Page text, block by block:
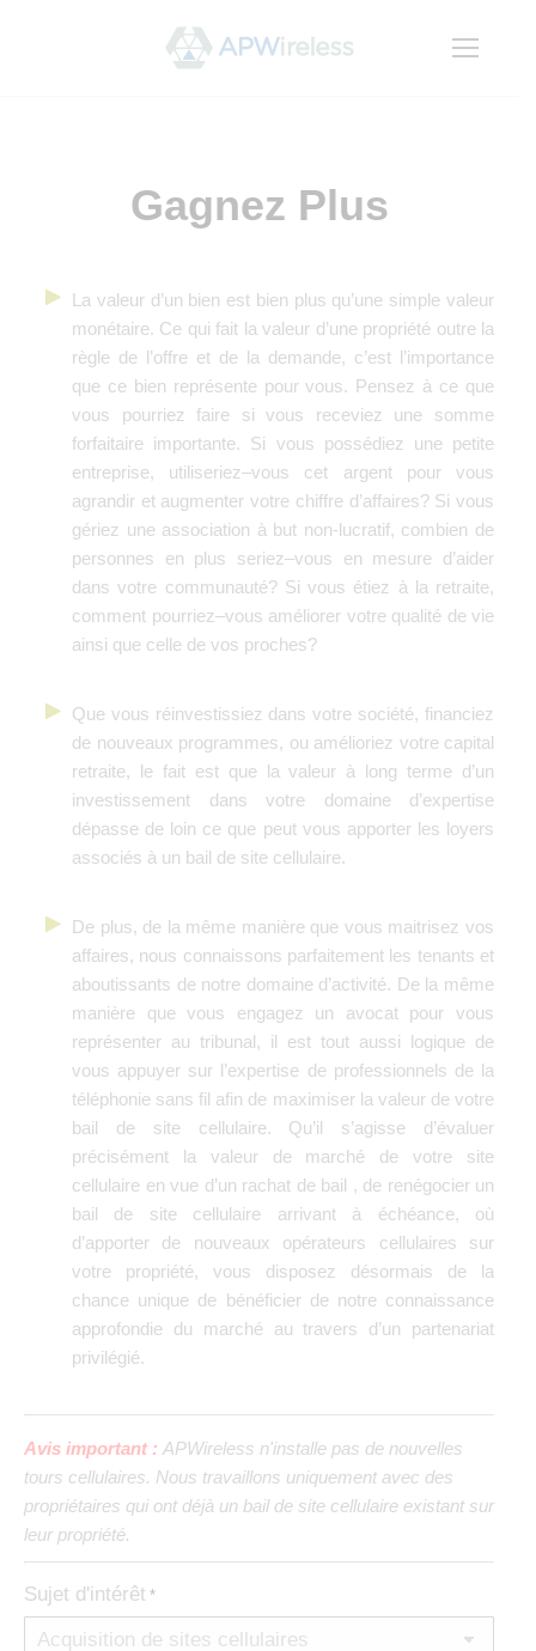
Gagnez Plus
La valeur d’un bien est bien plus qu’une simple valeur
monétaire. Ce qui fait la valeur d’une propriété outre la
règle de l’offre et de la demande, c’est l’importance
que ce bien représente pour vous. Pensez à ce que
vous pourriez faire si vous receviez une somme
forfaitaire importante. Si vous possédiez une petite
entreprise, utiliseriez–vous cet argent pour vous
agrandir et augmenter votre chiffre d’affaires? Si vous
gériez une association à but non-lucratif, combien de
personnes en plus seriez–vous en mesure d’aider
dans votre communauté? Si vous étiez à la retraite,
comment pourriez–vous améliorer votre qualité de vie
ainsi que celle de vos proches?
Que vous réinvestissiez dans votre société, financiez
de nouveaux programmes, ou amélioriez votre capital
retraite, le fait est que la valeur à long terme d’un
investissement dans votre domaine d’expertise
dépasse de loin ce que peut vous apporter les loyers
associés à un bail de site cellulaire.
De plus, de la même manière que vous maitrisez vos
affaires, nous connaissons parfaitement les tenants et
aboutissants de notre domaine d’activité. De la même
manière que vous engagez un avocat pour vous
représenter au tribunal, il est tout aussi logique de
vous appuyer sur l’expertise de professionnels de la
téléphonie sans fil afin de maximiser la valeur de votre
bail de site cellulaire. Qu’il s’agisse d’évaluer
précisément la valeur de marché de votre site
cellulaire en vue d’un rachat de bail , de renégocier un
bail de site cellulaire arrivant à échéance, où
d’apporter de nouveaux opérateurs cellulaires sur
votre propriété, vous disposez désormais de la
chance unique de bénéficier de notre connaissance
approfondie du marché au travers d’un partenariat
privilégié.
Avis important : APWireless n'installe pas de nouvelles
tours cellulaires. Nous travaillons uniquement avec des
propriétaires qui ont déjà un bail de site cellulaire existant sur
leur propriété.
Sujet d'intérêt *